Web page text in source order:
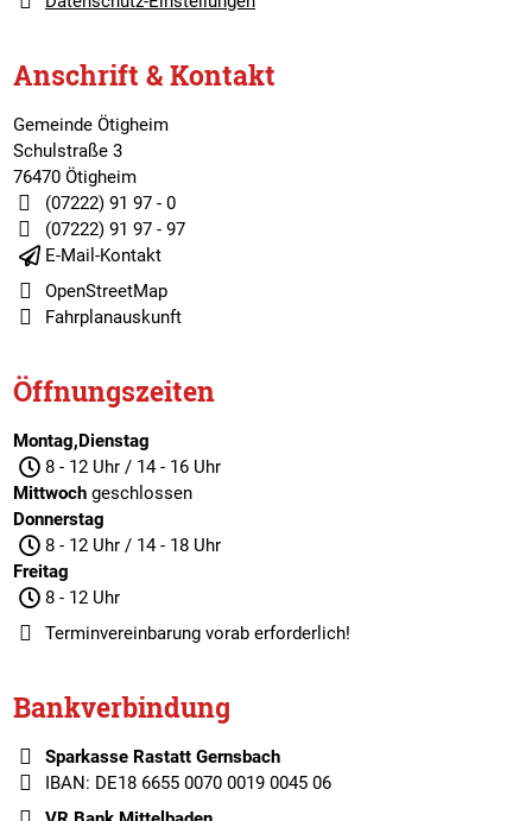
Anschrift & Kontakt
Gemeinde Ötigheim
Schulstraße 3
76470 Ötigheim
(07222) 91 97 - 0
(07222) 91 97 - 97
E-Mail-Kontakt
OpenStreetMap
Fahrplanauskunft
Öffnungszeiten
Montag,Dienstag
8 - 12 Uhr / 14 - 16 Uhr
Mittwochgeschlossen
Donnerstag
8 - 12 Uhr / 14 - 18 Uhr
Freitag
8 - 12 Uhr
Terminvereinbarungvorab erforderlich!
Bankverbindung
Sparkasse Rastatt Gernsbach
IBAN: DE18 6655 0070 0019 0045 06